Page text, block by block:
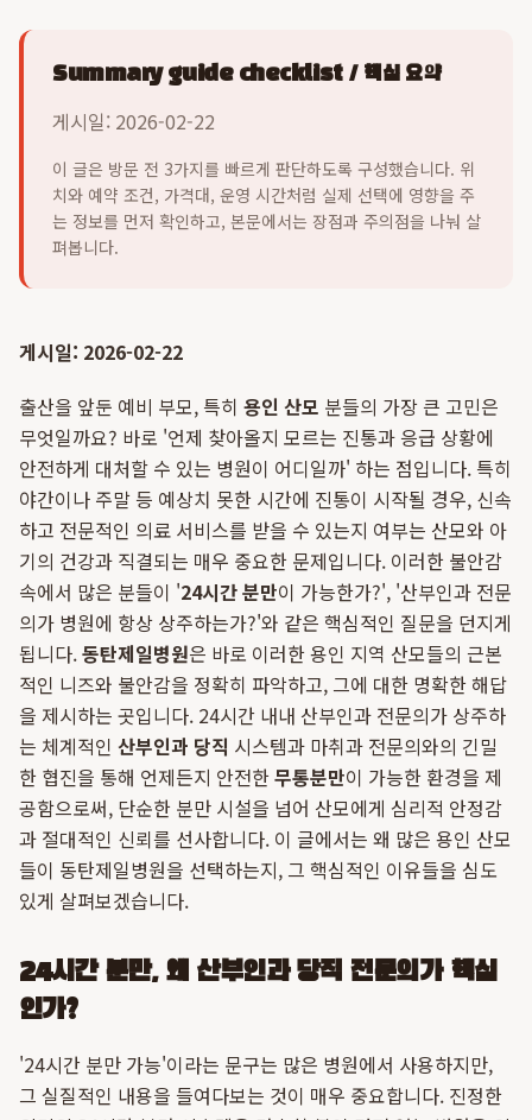
Summary guide checklist / 핵심 요약
게시일: 2026-02-22
이 글은 방문 전 3가지를 빠르게 판단하도록 구성했습니다. 위
치와 예약 조건, 가격대, 운영 시간처럼 실제 선택에 영향을 주
는 정보를 먼저 확인하고, 본문에서는 장점과 주의점을 나눠 살
펴봅니다.
게시일: 2026-02-22
출산을 앞둔 예비 부모, 특히 용인 산모 분들의 가장 큰 고민은
무엇일까요? 바로 '언제 찾아올지 모르는 진통과 응급 상황에
안전하게 대처할 수 있는 병원이 어디일까' 하는 점입니다. 특히
야간이나 주말 등 예상치 못한 시간에 진통이 시작될 경우, 신속
하고 전문적인 의료 서비스를 받을 수 있는지 여부는 산모와 아
기의 건강과 직결되는 매우 중요한 문제입니다. 이러한 불안감
속에서 많은 분들이 '24시간 분만이 가능한가?', '산부인과 전문
의가 병원에 항상 상주하는가?'와 같은 핵심적인 질문을 던지게
됩니다.동탄제일병원은 바로 이러한 용인 지역 산모들의 근본
적인 니즈와 불안감을 정확히 파악하고, 그에 대한 명확한 해답
을 제시하는 곳입니다. 24시간 내내 산부인과 전문의가 상주하
는 체계적인 산부인과 당직 시스템과 마취과 전문의와의 긴밀
한 협진을 통해 언제든지 안전한무통분만이 가능한 환경을 제
공함으로써, 단순한 분만 시설을 넘어 산모에게 심리적 안정감
과 절대적인 신뢰를 선사합니다. 이 글에서는 왜 많은 용인 산모
들이 동탄제일병원을 선택하는지, 그 핵심적인 이유들을 심도
있게 살펴보겠습니다.
24시간 분만, 왜 산부인과 당직 전문의가 핵심
인가?
'24시간 분만 가능'이라는 문구는 많은 병원에서 사용하지만,
그 실질적인 내용을 들여다보는 것이 매우 중요합니다. 진정한